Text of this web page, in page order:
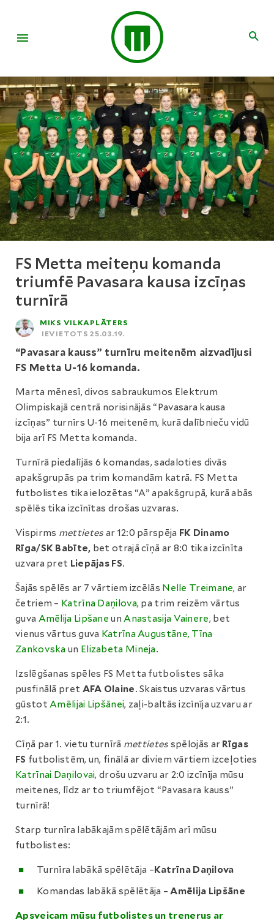
FS Metta meiteņu komanda
triumfē Pavasara kausa izcīņas
turnīrā
MIKS VILKAPLĀTERS
IEVIETOTS 25.03.19.
“Pavasara kauss” turnīru meitenēm aizvadījusi
FS Metta U-16 komanda.
Marta mēnesī, divos sabraukumos Elektrum
Olimpiskajā centrā norisinājās “Pavasara kausa
izcīņas” turnīrs U-16 meitenēm, kurā dalībnieču vidū
bija arī FS Metta komanda.
Turnīrā piedalījās 6 komandas, sadaloties divās
apakšgrupās pa trim komandām katrā. FS Metta
futbolistes tika ielozētas “A” apakšgrupā, kurā abās
spēlēs tika izcīnītas drošas uzvaras.
Vispirms mettietes ar 12:0 pārspēja FK Dinamo
Rīga/SK Babīte, bet otrajā cīņā ar 8:0 tika izcīnīta
uzvara pret Liepājas FS.
Šajās spēlēs ar 7 vārtiem izcēlās Nelle Treimane, ar
četriem – Katrīna Daņilova, pa trim reizēm vārtus
guva Amēlija Lipšane unAnastasija Vainere, bet
vienus vārtus guva Katrīna Augustāne, Tīna
Zankovska un Elizabeta Mineja.
Izslēgšanas spēles FS Metta futbolistes sāka
pusfinālā pret AFA Olaine. Skaistus uzvaras vārtus
gūstot Amēlijai Lipšānei, zaļi-baltās izcīnīja uzvaru ar
2:1.
Cīņā par 1. vietu turnīrā mettietes spēlojās ar Rīgas
FS futbolistēm, un, finālā ar diviem vārtiem izceļoties
Katrīnai Daņilovai, drošu uzvaru ar 2:0 izcīnīja mūsu
meitenes, līdz ar to triumfējot “Pavasara kauss”
turnīrā!
Starp turnīra labākajām spēlētājām arī mūsu
futbolistes:
Turnīra labākā spēlētāja –Katrīna Daņilova
Komandas labākā spēlētāja –Amēlija Lipšāne
Apsveicam mūsu futbolistes un trenerus ar